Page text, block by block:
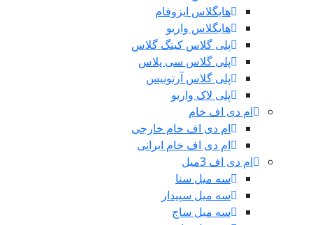
هایگلاس ایزوفام
هایگلاس واریو
پلی گلاس کینگ گلاس
پلی گلاس سی پلاس
پلی گلاس آرتونیس
پلی لاک واریو
ام دی اف خام
ام دی اف خام خارجی
ام دی اف خام ایرانی
ام دی اف 3میل
سه میل سنا
سه میل سپیدار
سه میل ساج